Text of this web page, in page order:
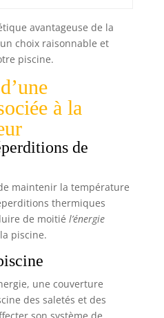
avantageuse de la
choix raisonnable et
piscine.
à la
de
maintenir la température
thermiques
de moitié l’énergie
piscine.
une couverture
des saletés et des